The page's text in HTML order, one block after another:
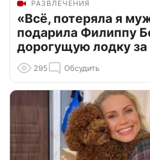
РАЗВЛЕЧЕНИЯ
«Всё, потеряла я
подарила Филиппу
дорогущую лодку за
295 Обсудить